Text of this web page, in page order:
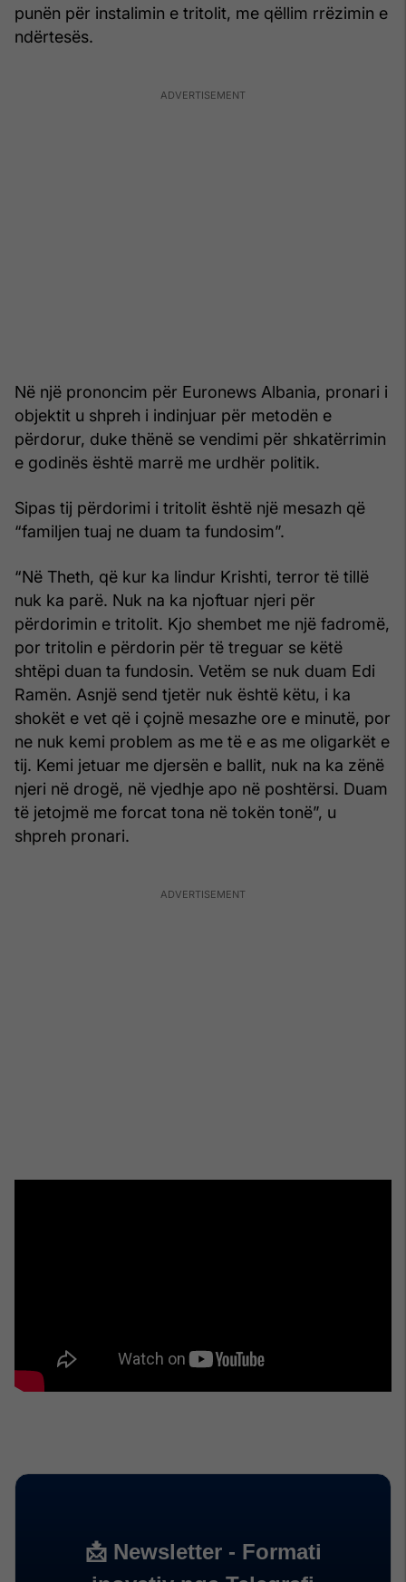
punën për instalimin e tritolit, me qëllim rrëzimin e
ndërtesës.
Në një prononcim për Euronews Albania, pronari i
objektit u shpreh i indinjuar për metodën e
përdorur, duke thënë se vendimi për shkatërrimin
e godinës është marrë me urdhër politik.
Sipas tij përdorimi i tritolit është një mesazh që
“familjen tuaj ne duam ta fundosim”.
“Në Theth, që kur ka lindur Krishti, terror të tillë
nuk ka parë. Nuk na ka njoftuar njeri për
përdorimin e tritolit. Kjo shembet me një fadromë,
por tritolin e përdorin për të treguar se këtë
shtëpi duan ta fundosin. Vetëm se nuk duam Edi
Ramën. Asnjë send tjetër nuk është këtu, i ka
shokët e vet që i çojnë mesazhe ore e minutë, por
ne nuk kemi problem as me të e as me oligarkët e
tij. Kemi jetuar me djersën e ballit, nuk na ka zënë
njeri në drogë, në vjedhje apo në poshtërsi. Duam
të jetojmë me forcat tona në tokën tonë”, u
shpreh pronari.